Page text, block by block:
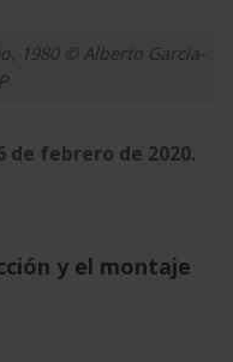
1980 © Alberto García-
de febrero de 2020.
y el montaje